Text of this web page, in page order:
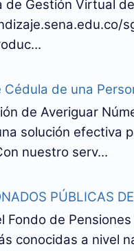
de Gestión Virtual
de una
de Averiguar
solución efectiva
nuestro serv...
PÚBLICAS
Fondo de
conocidas a nivel